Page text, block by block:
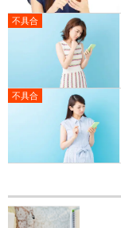
不具合
不具合